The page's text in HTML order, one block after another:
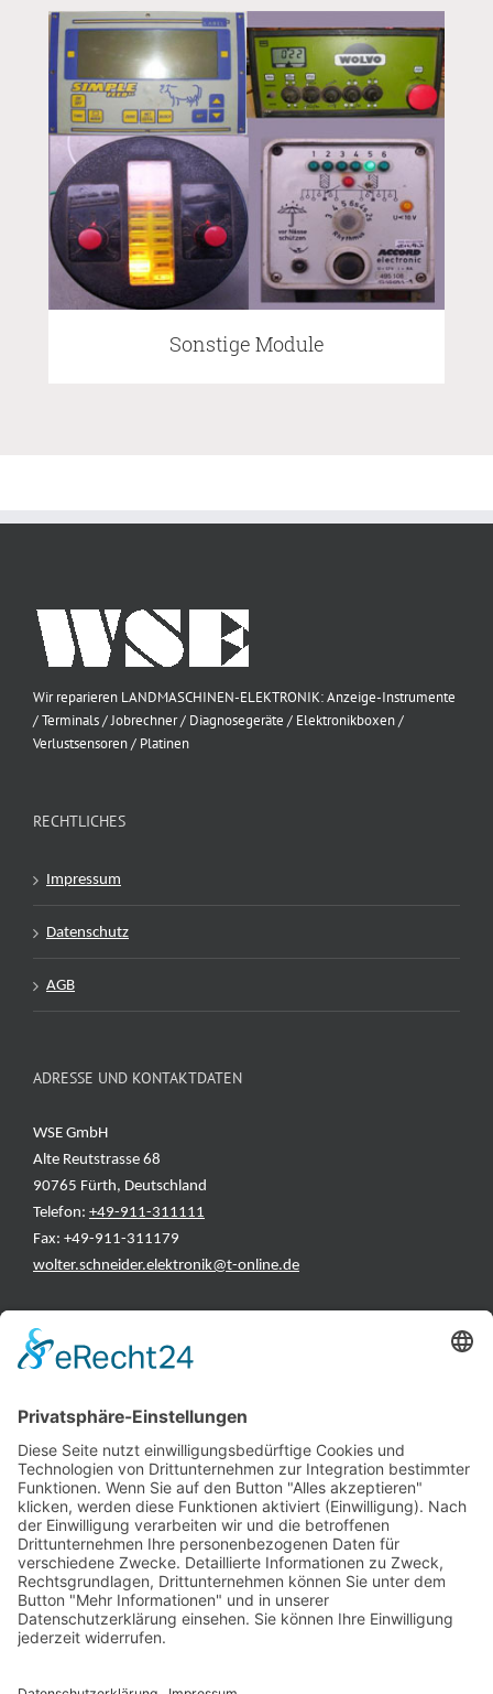
Sonstige Module
Wir reparieren LANDMASCHINEN-ELEKTRONIK: Anzeige-Instrumente
/ Terminals / Jobrechner / Diagnosegeräte / Elektronikboxen /
Verlustsensoren / Platinen
RECHTLICHES
Impressum
Datenschutz
AGB
ADRESSE UND KONTAKTDATEN
WSE GmbH
Alte Reutstrasse 68
90765 Fürth, Deutschland
Telefon: +49-911-311111
Fax: +49-911-311179
wolter.schneider.elektronik@t-online.de
INFORMATIONEN
Hersteller
Fehlerliste
Impressum
Datenschutzerklärung